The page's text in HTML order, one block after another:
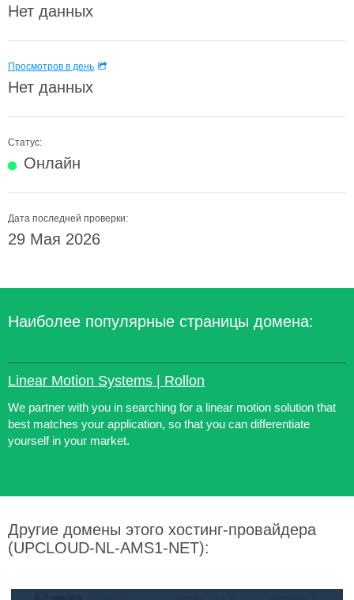
Нет данных
Просмотров в день
Нет данных
Статус:
Онлайн
Дата последней проверки:
29 Мая 2026
Наиболее популярные страницы домена:
Linear Motion Systems | Rollon
We partner with you in searching for a linear motion solution that
best matches your application, so that you can differentiate
yourself in your market.
Другие домены этого хостинг-провайдера
(UPCLOUD-NL-AMS1-NET):